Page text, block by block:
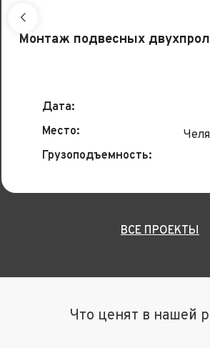
Монтаж подвесных
Дата:
Место:
Грузоподъемность:
ВСЕ ПРОЕКТЫ
Что ценят в нашей